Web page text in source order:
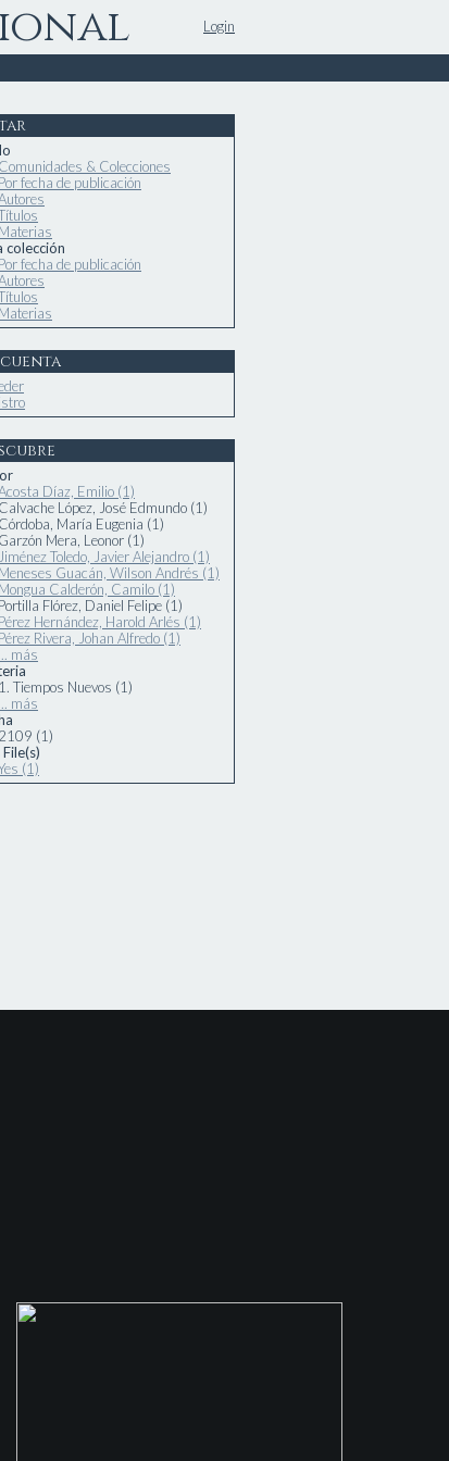
Login
Comunidades & Colecciones
Por fecha de publicación
Materias
colección
Por fecha de publicación
Materias
Díaz, Emilio (1)
Calvache López, José Edmundo (1)
Córdoba, María Eugenia (1)
Garzón Mera, Leonor (1)
Jiménez Toledo, Javier Alejandro (1)
Meneses Guacán, Wilson Andrés (1)
Mongua Calderón, Camilo (1)
Portilla Flórez, Daniel Felipe (1)
Pérez Hernández, Harold Arlés (1)
Pérez Rivera, Johan Alfredo (1)
... más
1. Tiempos Nuevos (1)
... más
2109 (1)
(1)